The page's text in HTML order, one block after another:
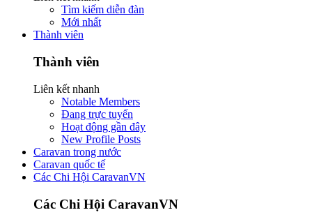
Tìm kiếm diễn đàn
Mới nhất
Thành viên
Thành viên
Liên kết nhanh
Notable Members
Đang trực tuyến
Hoạt động gần đây
New Profile Posts
Caravan trong nước
Caravan quốc tế
Các Chi Hội CaravanVN
Các Chi Hội CaravanVN